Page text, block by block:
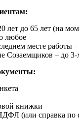
лет до 65 лет (на
любое
месте работы –
Созаемщиков – до 3-
книжки
(или справка по